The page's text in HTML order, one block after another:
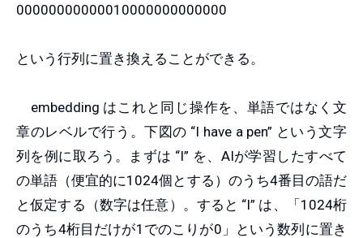
00000000000010000000000000
という行列に置き換えることができる。
embedding はこれと同じ操作を、単語ではなく文
章のレベルで行う。下図の “I have a pen” という文字
列を例に取ろう。まずは “I” を、AIが学習したすべて
の単語（便宜的に1024個とする）のうち4番目の語だ
と仮定する（数字は任意）。すると “I” は、「1024桁
のうち4桁目だけが1でのこりが0」という数列に置き